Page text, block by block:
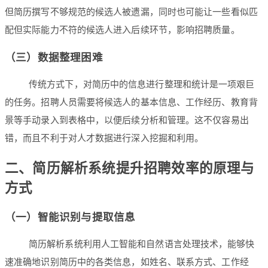
但简历撰写不够规范的候选人被遗漏，同时也可能让一些看似匹
配但实际能力不符的候选人进入后续环节，影响招聘质量。
（三）数据整理困难
传统方式下，对简历中的信息进行整理和统计是一项艰巨
的任务。招聘人员需要将候选人的基本信息、工作经历、教育背
景等手动录入到表格中，以便后续分析和管理。这不仅容易出
错，而且不利于对人才数据进行深入挖掘和利用。
二、简历解析系统提升招聘效率的原理与
方式
（一）智能识别与提取信息
简历解析系统利用人工智能和自然语言处理技术，能够快
速准确地识别简历中的各类信息，如姓名、联系方式、工作经